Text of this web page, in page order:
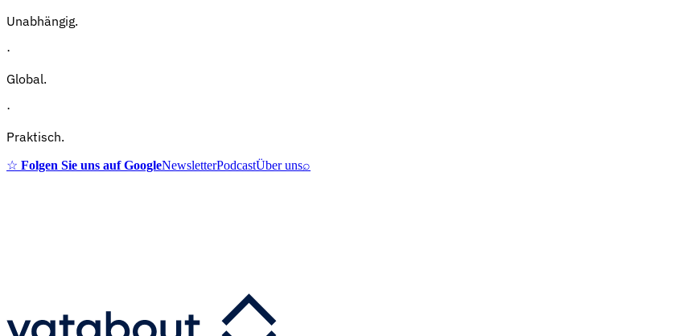
Unabhängig.
·
Global.
·
Praktisch.
☆ Folgen Sie uns auf GoogleNewsletterPodcastÜber uns⌕